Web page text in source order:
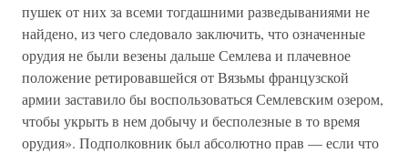
пушек от них за всеми тогдашними разведываниями не
найдено, из чего следовало заключить, что означенные
орудия не были везены дальше Семлева и плачевное
положение ретировавшейся от Вязьмы французской
армии заставило бы воспользоваться Семлевским озером,
чтобы укрыть в нем добычу и бесполезные в то время
орудия». Подполковник был абсолютно прав — если что